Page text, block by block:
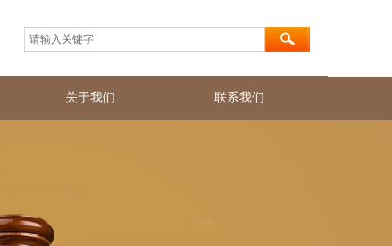
关于我们 联系我们